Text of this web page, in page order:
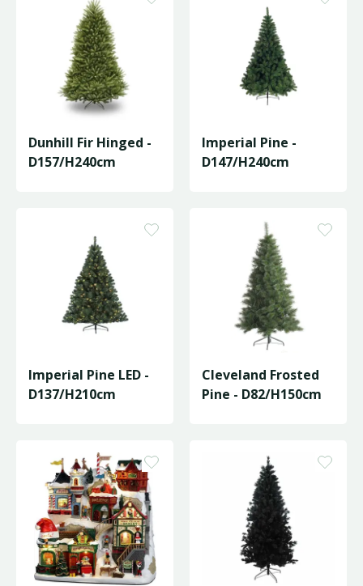
Dunhill Fir Hinged -
D157/H240cm
Imperial Pine -
D147/H240cm
Imperial Pine LED -
D137/H210cm
Cleveland Frosted
Pine - D82/H150cm